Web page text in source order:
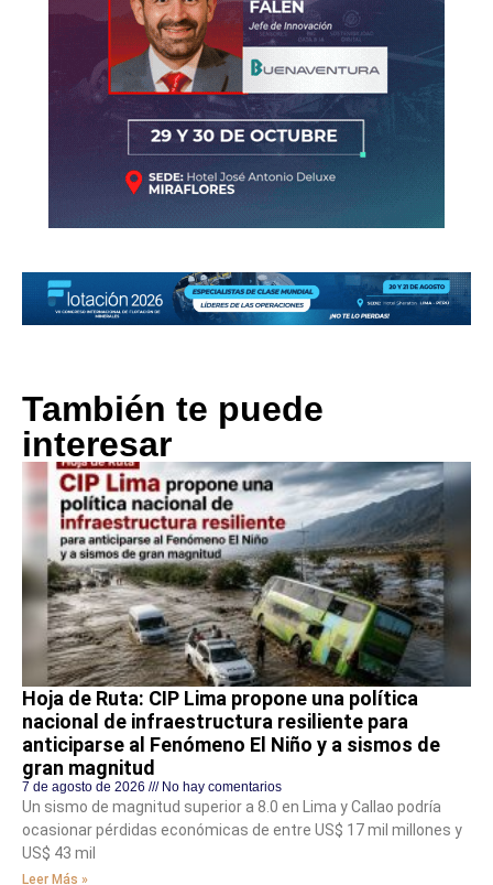
También te puede
interesar
Hoja de Ruta: CIP Lima propone una política
nacional de infraestructura resiliente para
anticiparse al Fenómeno El Niño y a sismos de
gran magnitud
7 de agosto de 2026 No hay comentarios
Un sismo de magnitud superior a 8.0 en Lima y Callao podría
ocasionar pérdidas económicas de entre US$ 17 mil millones y
US$ 43 mil
Leer Más »